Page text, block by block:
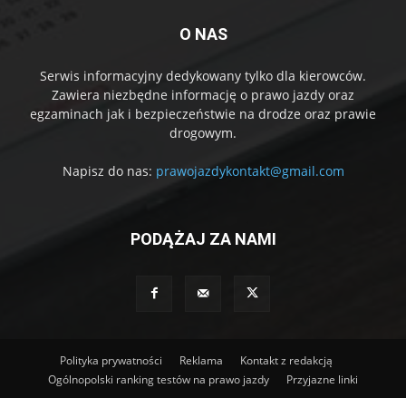
O NAS
Serwis informacyjny dedykowany tylko dla kierowców.
Zawiera niezbędne informację o prawo jazdy oraz
egzaminach jak i bezpieczeństwie na drodze oraz prawie
drogowym.
Napisz do nas: prawojazdykontakt@gmail.com
PODĄŻAJ ZA NAMI
Polityka prywatności Reklama
Kontakt z redakcją
Ogólnopolski ranking testów na prawo jazdy
Przyjazne linki